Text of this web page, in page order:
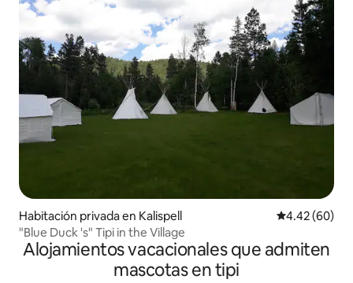
Habitación privada en Kalispell Calificación
4.42 (60)
"Blue Duck 's" Tipi in the Village
Alojamientos vacacionales que admiten
mascotas en tipi